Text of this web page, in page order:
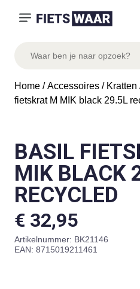
Home /Accessoires / Kratten
fietskrat M MIK black 29.5L
BASIL
MIK BLACK
RECYCLED
€ 32,95
Artikelnummer: BK21146
EAN: 8715019211461